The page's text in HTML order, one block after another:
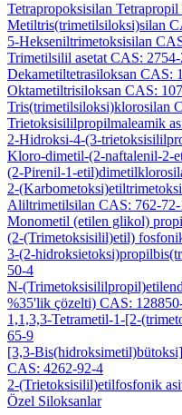
Tetrapropoksisilan
Metiltris(trimetilsiloksi)silan
5-Hekseniltrimetoksisilan
Trimetilsilil asetat CAS:
Dekametiltetrasiloksan CAS:
Oktametiltrisiloksan CAS:
Tris(trimetilsiloksi)klorosilan
Trietoksisililpropilmaleamik
2-Hidroksi-4-(3-
Kloro-dimetil-(2-naftalenil-2-
(2-Pirenil-1-
2-
Aliltrimetilsilan CAS: 762-72-
Monometil (etilen glikol)
(2-(Trimetoksisilil)etil)
3-(2-
50-4
N-
%35'lik çözelti) CAS:
1,1,3,3-Tetrametil-1-[2-
65-9
[3,3-
CAS: 4262-92-4
2-(Trietoksisilil)etilfosfonik
Özel Siloksanlar